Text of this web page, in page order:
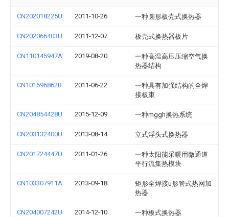
CN202018225U 2011-10-26 一种圆形板壳式换热器
CN202066403U 2011-12-07 板壳式换热器板片
CN110145947A 2019-08-20
一种高温高压压缩空气换
热器结构
CN101696862B 2011-06-22
一种具有加强结构的全焊
接板束
CN204854428U 2015-12-09 一种mggh换热系统
CN203132400U 2013-08-14 立式浮头式换热器
CN201724447U 2011-01-26
一种太阳能采暖用微通道
平行流集热模块
CN103307911A 2013-09-18
矩形全焊接u形管式热网加
热器
CN204007242U 2014-12-10 一种板式换热器